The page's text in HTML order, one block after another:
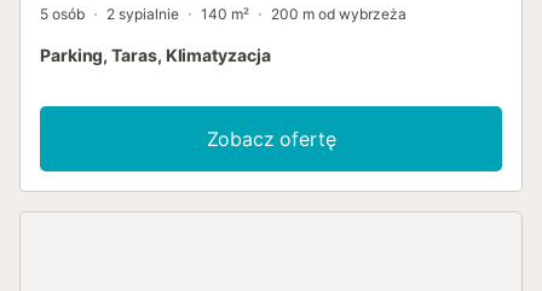
5 osób 2 sypialnie 140 m² 200 m od wybrzeża
Parking, Taras, Klimatyzacja
Zobacz ofertę